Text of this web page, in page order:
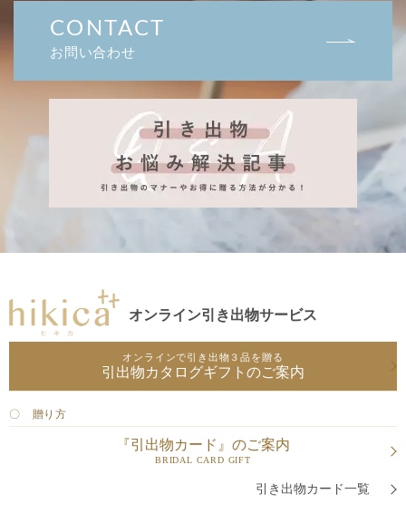
CONTACT
お問い合わせ
オンライン引き出物サービス
オンラインで引き出物３品を贈る
引出物カタログギフトのご案内
〇 贈り方
『引出物カード』のご案内
BRIDAL CARD GIFT
引き出物カード一覧